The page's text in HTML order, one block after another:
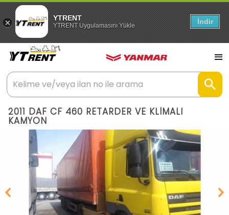
YTRENT
YTRENT Uygulamasını Yükle İndir
2011 DAF CF 460 RETARDER VE KLİMALI
KAMYON